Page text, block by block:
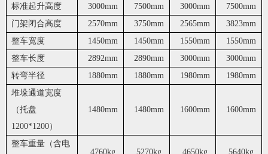
标准起升高度
3000mm 7500mm 3000mm
7500mm
门架闭合高度
2570mm 3750mm 2565mm
3823mm
整车宽度
1450mm 1450mm 1550mm
1550mm
整车长度
2892mm 2890mm 3000mm
3000mm
转弯半径
1880mm 1880mm 1980mm
1980mm
堆垛通道宽度
（托盘
1200*1200）
1480mm 1480mm 1600mm 1600mm
整车重量（含电
4760kg
5270kg 4650kg 5640kg